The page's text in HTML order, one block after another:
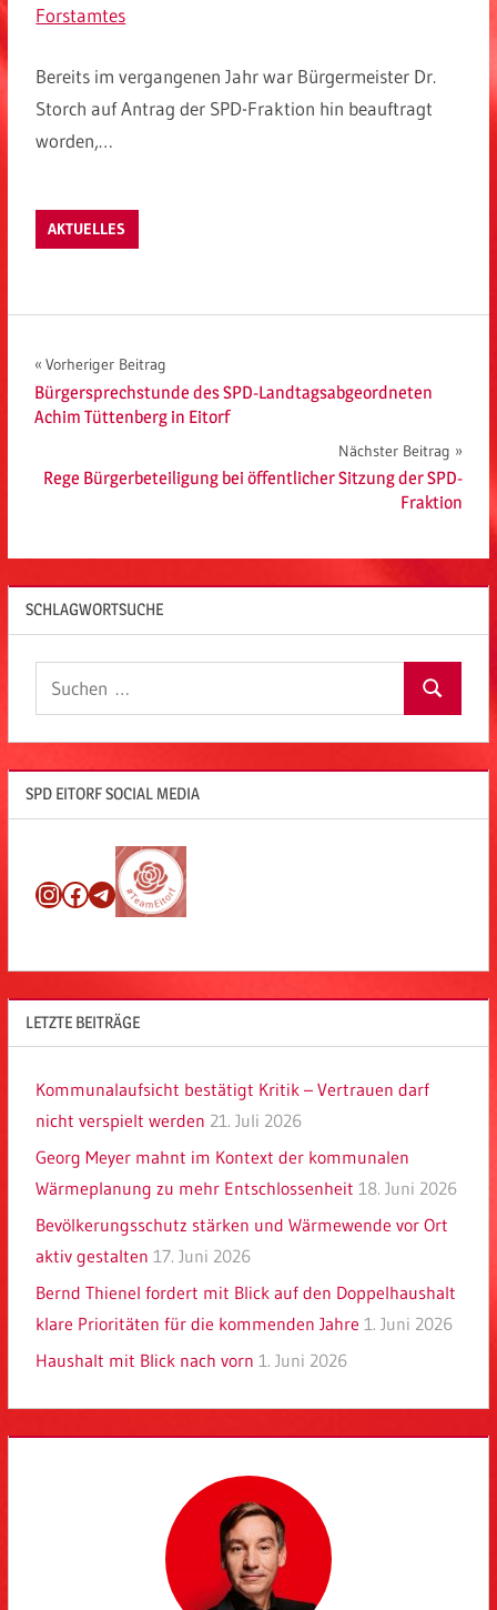
Forstamtes
Bereits im vergangenen Jahr war Bürgermeister Dr.
Storch auf Antrag der SPD-Fraktion hin beauftragt
worden,…
AKTUELLES
Beitragsnavigation
Vorheriger Beitrag
Bürgersprechstunde des SPD-Landtagsabgeordneten
Achim Tüttenberg in Eitorf
Nächster Beitrag
Rege Bürgerbeteiligung bei öffentlicher Sitzung der SPD-
Fraktion
SCHLAGWORTSUCHE
Suchen
SPD EITORF SOCIAL MEDIA
Instagram
Facebook
Telegram
LETZTE BEITRÄGE
Kommunalaufsicht bestätigt Kritik – Vertrauen darf
nicht verspielt werden 21. Juli 2026
Georg Meyer mahnt im Kontext der kommunalen
Wärmeplanung zu mehr Entschlossenheit 18. Juni 2026
Bevölkerungsschutz stärken und Wärmewende vor Ort
aktiv gestalten 17. Juni 2026
Bernd Thienel fordert mit Blick auf den Doppelhaushalt
klare Prioritäten für die kommenden Jahre 1. Juni 2026
Haushalt mit Blick nach vorn 1. Juni 2026